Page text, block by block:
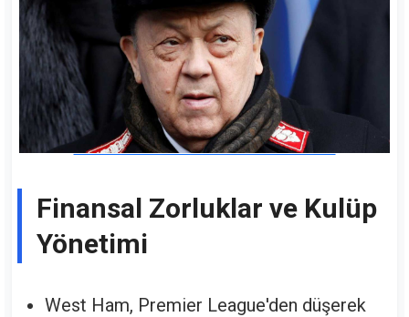
Finansal Zorluklar ve Kulüp
Yönetimi
West Ham, Premier League'den düşerek